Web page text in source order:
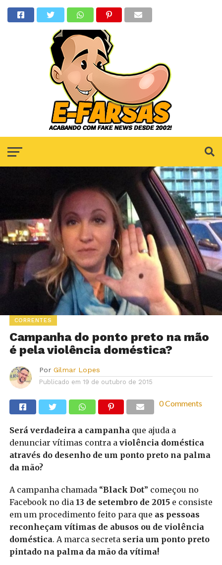
CORRENTES
Campanha do ponto preto na mão
é pela violência doméstica?
Por Gilmar Lopes
Publicado em 19 de outubro de 2015
0 Comments
Será verdadeira a campanhaque ajuda a
denunciar vítimas contra a violência doméstica
através do desenho de um ponto preto na palma
da mão?
A campanha chamada “Black Dot” começou no
Facebook no dia 13 de setembro de 2015 e consiste
em um procedimento feito para que as pessoas
reconheçam vítimas de abusos ou de violência
doméstica. A marca secreta seria um ponto preto
pintado na palma da mão da vítima!